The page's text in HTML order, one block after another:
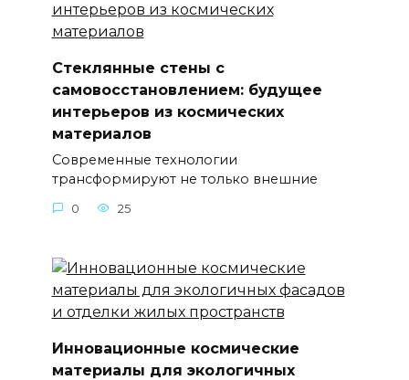
Стеклянные стены с
самовосстановлением: будущее
интерьеров из космических
материалов
Современные технологии
трансформируют не только внешние
0 25
Инновационные космические
материалы для экологичных